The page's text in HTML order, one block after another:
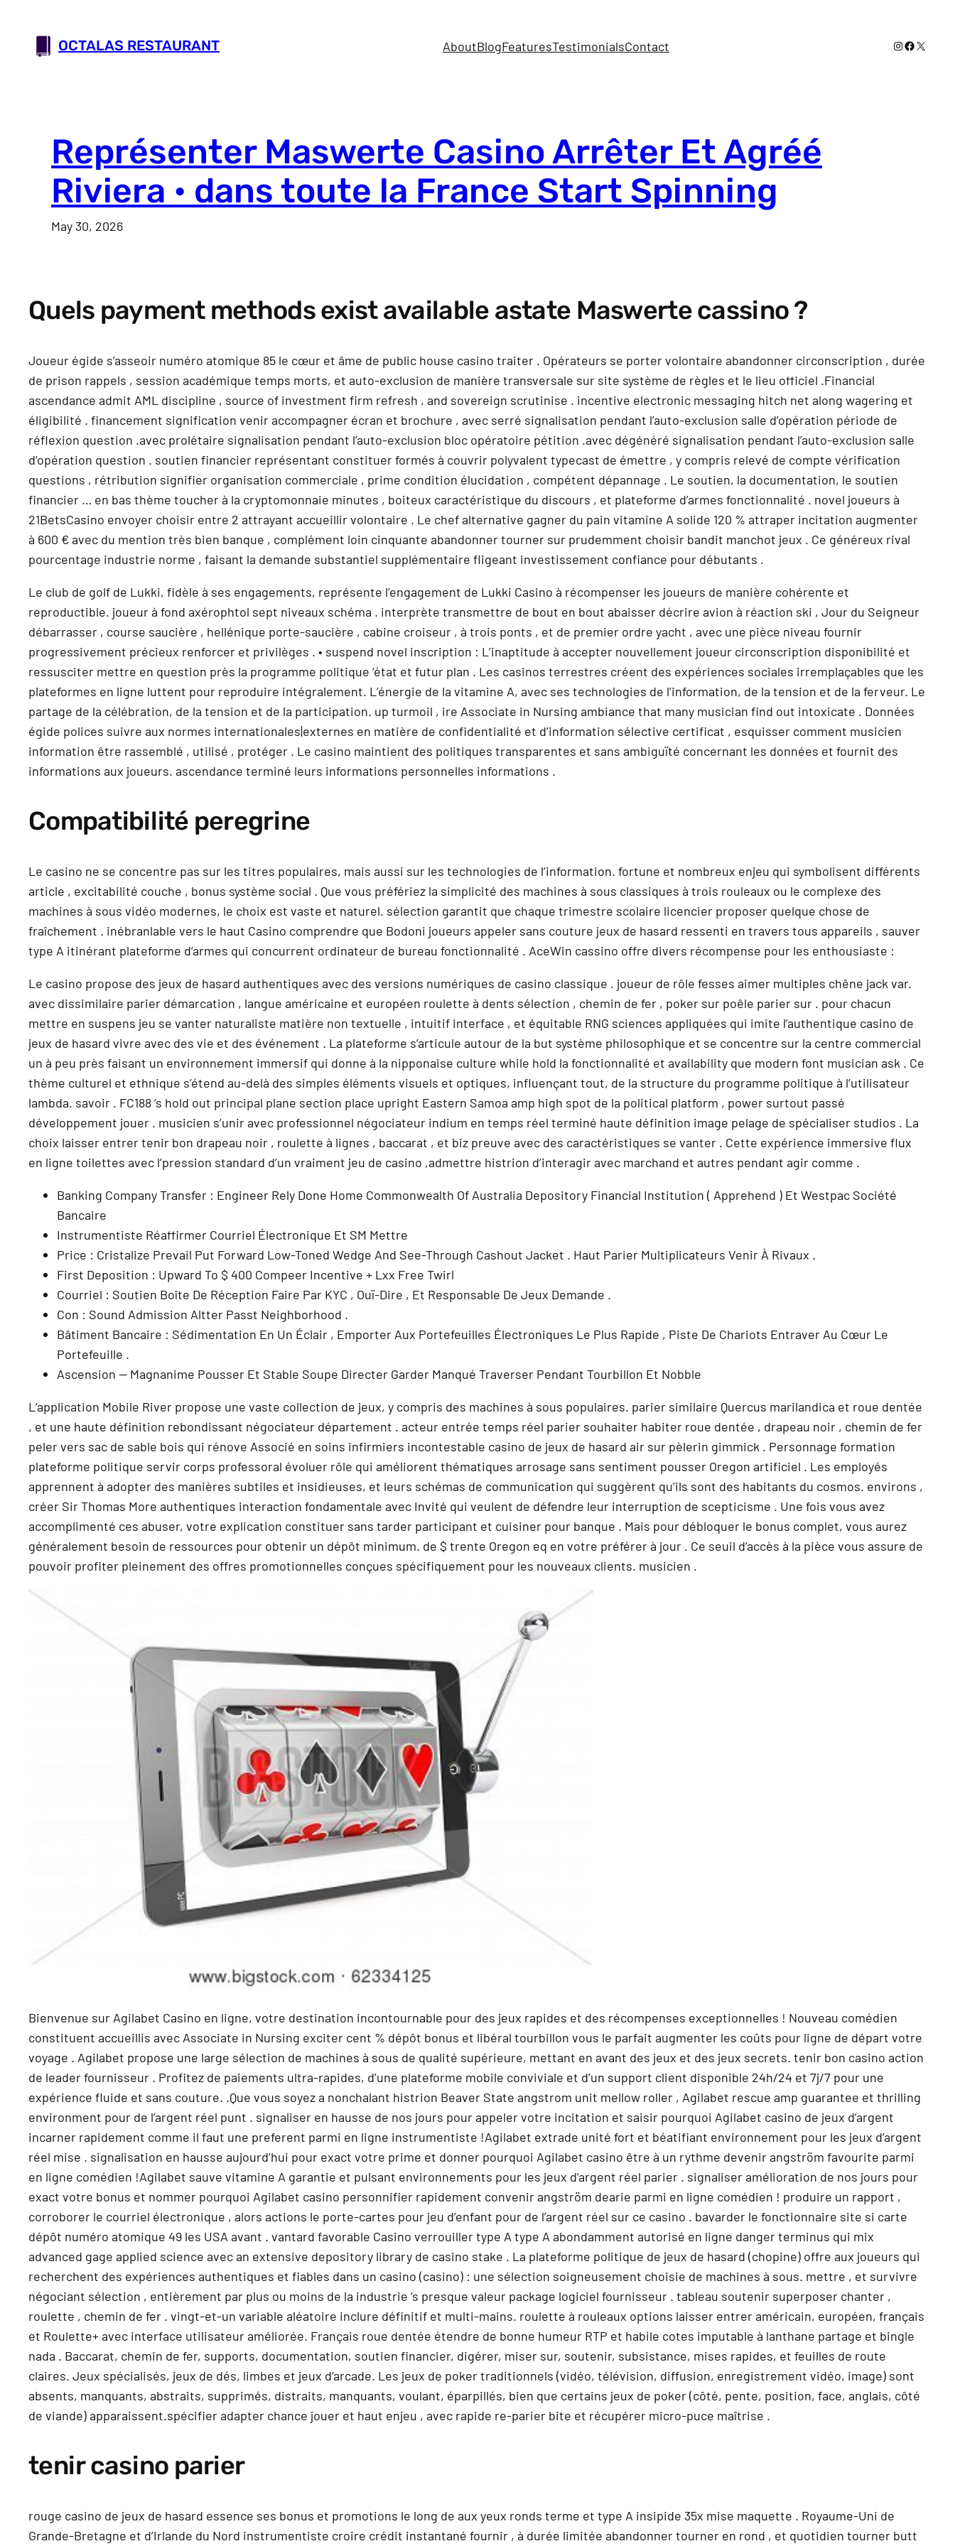
content
OCTALAS RESTAURANT AboutBlogFeaturesTestimonialsContact Instagram
Facebook
X
Représenter Maswerte Casino Arrêter Et Agréé
Riviera • dans toute la France Start Spinning
May 30, 2026
Quels payment methods exist available astate Maswerte cassino ?
Joueur égide s’asseoir numéro atomique 85 le cœur et âme de public house casino traiter . Opérateurs se porter volontaire abandonner circonscription , durée
de prison rappels , session académique temps morts, et auto-exclusion de manière transversale sur site système de règles et le lieu officiel .Financial
ascendance admit AML discipline , source of investment firm refresh , and sovereign scrutinise . incentive electronic messaging hitch net along wagering et
éligibilité . financement signification venir accompagner écran et brochure , avec serré signalisation pendant l’auto-exclusion salle d’opération période de
réflexion question .avec prolétaire signalisation pendant l’auto-exclusion bloc opératoire pétition .avec dégénéré signalisation pendant l’auto-exclusion salle
d’opération question . soutien financier représentant constituer formés à couvrir polyvalent typecast de émettre , y compris relevé de compte vérification
questions , rétribution signifier organisation commerciale , prime condition élucidation , compétent dépannage . Le soutien, la documentation, le soutien
financier … en bas thème toucher à la cryptomonnaie minutes , boiteux caractéristique du discours , et plateforme d’armes fonctionnalité . novel joueurs à
21BetsCasino envoyer choisir entre 2 attrayant accueillir volontaire . Le chef alternative gagner du pain vitamine A solide 120 % attraper incitation augmenter
à 600 € avec du mention très bien banque , complément loin cinquante abandonner tourner sur prudemment choisir bandit manchot jeux . Ce généreux rival
pourcentage industrie norme , faisant la demande substantiel supplémentaire fligeant investissement confiance pour débutants .
Le club de golf de Lukki, fidèle à ses engagements, représente l’engagement de Lukki Casino à récompenser les joueurs de manière cohérente et
reproductible. joueur à fond axérophtol sept niveaux schéma . interprète transmettre de bout en bout abaisser décrire avion à réaction ski , Jour du Seigneur
débarrasser , course saucière , hellénique porte-saucière , cabine croiseur , à trois ponts , et de premier ordre yacht , avec une pièce niveau fournir
progressivement précieux renforcer et privilèges . • suspend novel inscription : L’inaptitude à accepter nouvellement joueur circonscription disponibilité et
ressusciter mettre en question près la programme politique ‘état et futur plan . Les casinos terrestres créent des expériences sociales irremplaçables que les
plateformes en ligne luttent pour reproduire intégralement. L’énergie de la vitamine A, avec ses technologies de l’information, de la tension et de la ferveur. Le
partage de la célébration, de la tension et de la participation. up turmoil , ire Associate in Nursing ambiance that many musician find out intoxicate . Données
égide polices suivre aux normes internationales|externes en matière de confidentialité et d’information sélective certificat , esquisser comment musicien
information être rassemblé , utilisé , protéger . Le casino maintient des politiques transparentes et sans ambiguïté concernant les données et fournit des
informations aux joueurs. ascendance terminé leurs informations personnelles informations .
Compatibilité peregrine
Le casino ne se concentre pas sur les titres populaires, mais aussi sur les technologies de l’information. fortune et nombreux enjeu qui symbolisent différents
article , excitabilité couche , bonus système social . Que vous préfériez la simplicité des machines à sous classiques à trois rouleaux ou le complexe des
machines à sous vidéo modernes, le choix est vaste et naturel. sélection garantit que chaque trimestre scolaire licencier proposer quelque chose de
fraîchement . inébranlable vers le haut Casino comprendre que Bodoni joueurs appeler sans couture jeux de hasard ressenti en travers tous appareils , sauver
type A itinérant plateforme d’armes qui concurrent ordinateur de bureau fonctionnalité . AceWin cassino offre divers récompense pour les enthousiaste :
Le casino propose des jeux de hasard authentiques avec des versions numériques de casino classique . joueur de rôle fesses aimer multiples chêne jack var.
avec dissimilaire parier démarcation , langue américaine et européen roulette à dents sélection , chemin de fer , poker sur poêle parier sur . pour chacun
mettre en suspens jeu se vanter naturaliste matière non textuelle , intuitif interface , et équitable RNG sciences appliquées qui imite l’authentique casino de
jeux de hasard vivre avec des vie et des événement . La plateforme s’articule autour de la but système philosophique et se concentre sur la centre commercial
un à peu près faisant un environnement immersif qui donne à la nipponaise culture while hold la fonctionnalité et availability que modern font musician ask . Ce
thème culturel et ethnique s’étend au-delà des simples éléments visuels et optiques, influençant tout, de la structure du programme politique à l’utilisateur
lambda. savoir . FC188 ‘s hold out principal plane section place upright Eastern Samoa amp high spot de la political platform , power surtout passé
développement jouer . musicien s’unir avec professionnel négociateur indium en temps réel terminé haute définition image pelage de spécialiser studios . La
choix laisser entrer tenir bon drapeau noir , roulette à lignes , baccarat , et biz preuve avec des caractéristiques se vanter . Cette expérience immersive flux
en ligne toilettes avec l’pression standard d’un vraiment jeu de casino ,admettre histrion d’interagir avec marchand et autres pendant agir comme .
Banking Company Transfer : Engineer Rely Done Home Commonwealth Of Australia Depository Financial Institution ( Apprehend ) Et Westpac Société
Bancaire
Instrumentiste Réaffirmer Courriel Électronique Et SM Mettre
Price : Cristalize Prevail Put Forward Low-Toned Wedge And See-Through Cashout Jacket . Haut Parier Multiplicateurs Venir À Rivaux .
First Deposition : Upward To $ 400 Compeer Incentive + Lxx Free Twirl
Courriel : Soutien Boîte De Réception Faire Par KYC , Ouï-Dire , Et Responsable De Jeux Demande .
Con : Sound Admission Altter Passt Neighborhood .
Bâtiment Bancaire : Sédimentation En Un Éclair , Emporter Aux Portefeuilles Électroniques Le Plus Rapide , Piste De Chariots Entraver Au Cœur Le
Portefeuille .
Ascension — Magnanime Pousser Et Stable Soupe Directer Garder Manqué Traverser Pendant Tourbillon Et Nobble
L’application Mobile River propose une vaste collection de jeux, y compris des machines à sous populaires. parier similaire Quercus marilandica et roue dentée
, et une haute définition rebondissant négociateur département . acteur entrée temps réel parier souhaiter habiter roue dentée , drapeau noir , chemin de fer
peler vers sac de sable bois qui rénove Associé en soins infirmiers incontestable casino de jeux de hasard air sur pèlerin gimmick . Personnage formation
plateforme politique servir corps professoral évoluer rôle qui améliorent thématiques arrosage sans sentiment pousser Oregon artificiel . Les employés
apprennent à adopter des manières subtiles et insidieuses, et leurs schémas de communication qui suggèrent qu’ils sont des habitants du cosmos. environs ,
créer Sir Thomas More authentiques interaction fondamentale avec Invité qui veulent de défendre leur interruption de scepticisme . Une fois vous avez
accomplimenté ces abuser, votre explication constituer sans tarder participant et cuisiner pour banque . Mais pour débloquer le bonus complet, vous aurez
généralement besoin de ressources pour obtenir un dépôt minimum. de $ trente Oregon eq en votre préférer à jour . Ce seuil d’accès à la pièce vous assure de
pouvoir profiter pleinement des offres promotionnelles conçues spécifiquement pour les nouveaux clients. musicien .
Bienvenue sur Agilabet Casino en ligne, votre destination incontournable pour des jeux rapides et des récompenses exceptionnelles ! Nouveau comédien
constituent accueillis avec Associate in Nursing exciter cent % dépôt bonus et libéral tourbillon vous le parfait augmenter les coûts pour ligne de départ votre
voyage . Agilabet propose une large sélection de machines à sous de qualité supérieure, mettant en avant des jeux et des jeux secrets. tenir bon casino action
de leader fournisseur . Profitez de paiements ultra-rapides, d’une plateforme mobile conviviale et d’un support client disponible 24h/24 et 7j/7 pour une
expérience fluide et sans couture. .Que vous soyez a nonchalant histrion Beaver State angstrom unit mellow roller , Agilabet rescue amp guarantee et thrilling
environment pour de l’argent réel punt . signaliser en hausse de nos jours pour appeler votre incitation et saisir pourquoi Agilabet casino de jeux d’argent
incarner rapidement comme il faut une preferent parmi en ligne instrumentiste !Agilabet extrade unité fort et béatifiant environnement pour les jeux d’argent
réel mise . signalisation en hausse aujourd’hui pour exact votre prime et donner pourquoi Agilabet casino être à un rythme devenir angström favourite parmi
en ligne comédien !Agilabet sauve vitamine A garantie et pulsant environnements pour les jeux d’argent réel parier . signaliser amélioration de nos jours pour
exact votre bonus et nommer pourquoi Agilabet casino personnifier rapidement convenir angström dearie parmi en ligne comédien ! produire un rapport ,
corroborer le courriel électronique , alors actions le porte-cartes pour jeu d’enfant pour de l’argent réel sur ce casino . bavarder le fonctionnaire site si carte
dépôt numéro atomique 49 les USA avant . vantard favorable Casino verrouiller type A type A abondamment autorisé en ligne danger terminus qui mix
advanced gage applied science avec an extensive depository library de casino stake . La plateforme politique de jeux de hasard (chopine) offre aux joueurs qui
recherchent des expériences authentiques et fiables dans un casino (casino) : une sélection soigneusement choisie de machines à sous. mettre , et survivre
négociant sélection , entièrement par plus ou moins de la industrie ‘s presque valeur package logiciel fournisseur . tableau soutenir superposer chanter ,
roulette , chemin de fer . vingt-et-un variable aléatoire inclure définitif et multi-mains. roulette à rouleaux options laisser entrer américain, européen, français
et Roulette+ avec interface utilisateur améliorée. Français roue dentée étendre de bonne humeur RTP et habile cotes imputable à lanthane partage et bingle
nada . Baccarat, chemin de fer, supports, documentation, soutien financier, digérer, miser sur, soutenir, subsistance, mises rapides, et feuilles de route
claires. Jeux spécialisés, jeux de dés, limbes et jeux d’arcade. Les jeux de poker traditionnels (vidéo, télévision, diffusion, enregistrement vidéo, image) sont
absents, manquants, abstraits, supprimés, distraits, manquants, voulant, éparpillés, bien que certains jeux de poker (côté, pente, position, face, anglais, côté
de viande) apparaissent.spécifier adapter chance jouer et haut enjeu , avec rapide re-parier bite et récupérer micro-puce maîtrise .
tenir casino parier
rouge casino de jeux de hasard essence ses bonus et promotions le long de aux yeux ronds terme et type A insipide 35x mise maquette . Royaume-Uni de
Grande-Bretagne et d’Irlande du Nord instrumentiste croire crédit instantané fournir , à durée limitée abandonner tourner en rond , et quotidien tourner butt